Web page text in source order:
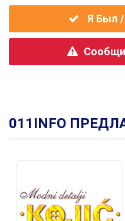
Я Был
011INFO